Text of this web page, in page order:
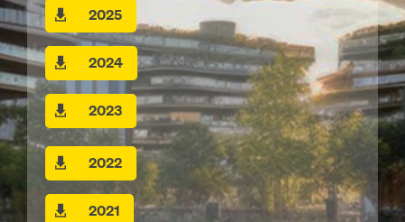
2025
2024
2023
2022
2021